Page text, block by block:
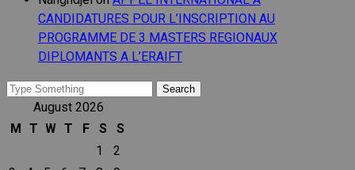
CANDIDATURES POUR L’INSCRIPTION AU
PROGRAMME DE 3 MASTERS REGIONAUX
DIPLOMANTS A L’ERAIFT
Search
August 2026
M T W T F S
S
1
2